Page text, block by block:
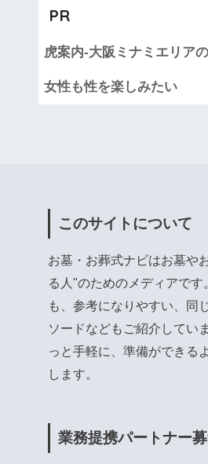
PR
虎案内-大阪ミナミエリア
女性も性を楽しみたい
このサイトについて
お墓・お葬式ナビはお墓や
る人"のためのメディアです
も、参考になりやすい、同
ソードなどもご紹介してい
っと手軽に、準備ができる
します。
業務提携パートナー